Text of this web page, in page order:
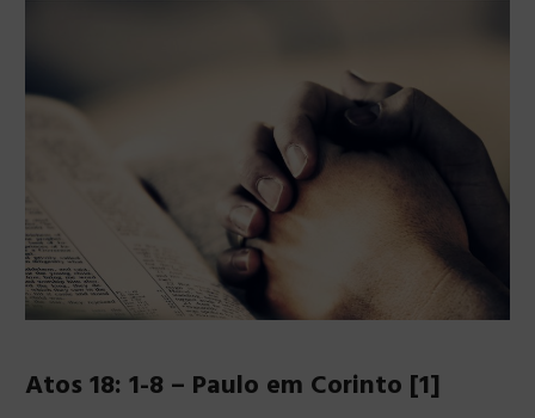
Atos 18: 1-8 – Paulo em Corinto [1]